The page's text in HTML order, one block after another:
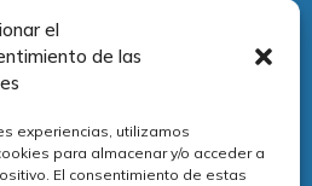
el
de las
experiencias, utilizamos
para almacenar y/o acceder a
El consentimiento de estas